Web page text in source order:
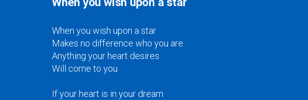
When you wish upon a star
Makes no difference who you are
Anything your heart desires
Will come to you
If your heart is in your dream